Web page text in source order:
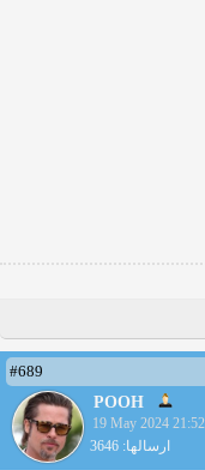
#689
POOH
19 May 2024 21:52
ارسالها: 3646